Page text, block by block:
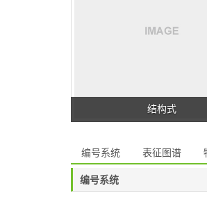
结构式
编号系统 表征图谱
编号系统